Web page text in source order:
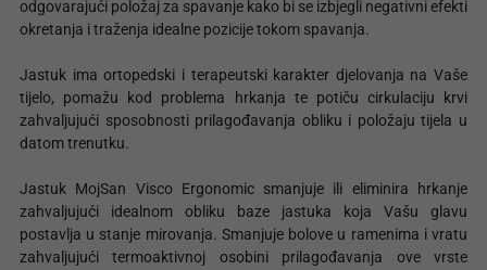
odgovarajući položaj za spavanje kako bi se izbjegli negativni efekti
okretanja i traženja idealne pozicije tokom spavanja.
Jastuk ima ortopedski i terapeutski karakter djelovanja na Vaše
tijelo, pomažu kod problema hrkanja te potiču cirkulaciju krvi
zahvaljujući sposobnosti prilagođavanja obliku i položaju tijela u
datom trenutku.
Jastuk MojSan Visco Ergonomic smanjuje ili eliminira hrkanje
zahvaljujući idealnom obliku baze jastuka koja Vašu glavu
postavlja u stanje mirovanja. Smanjuje bolove u ramenima i vratu
zahvaljujući termoaktivnoj osobini prilagođavanja ove vrste